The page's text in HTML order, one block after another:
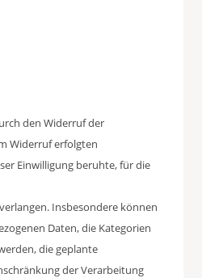
den Widerruf der
Widerruf erfolgten
Einwilligung beruhte, für die
Insbesondere können
Daten, die Kategorien
die geplante
der Verarbeitung